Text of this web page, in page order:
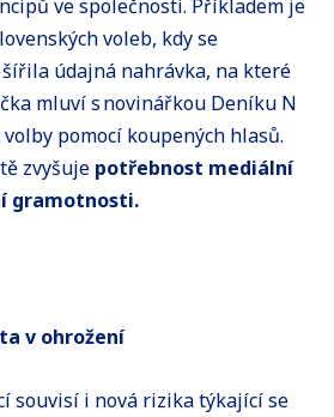
ve společnosti. Příkladem je
voleb, kdy se
údajná nahrávka, na které
mluví s novinářkou Deníku N
pomocí koupených hlasů.
zvyšuje potřebnost mediální
gramotnosti.
v ohrožení
souvisí i nová rizika týkající se